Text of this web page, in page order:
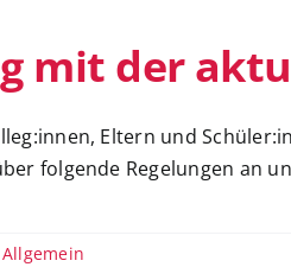
mit der
Eltern und
folgende Regelungen an
Allgemein